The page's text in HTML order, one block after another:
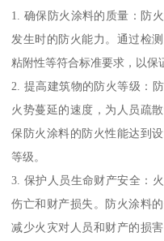
1. 确保防火涂料的质量：防
发生时的防火能力。通过检
粘附性等符合标准要求，以保
2. 提高建筑物的防火等级：
火势蔓延的速度，为人员疏
保防火涂料的防火性能达到
等级。
3. 保护人员生命财产安全：
伤亡和财产损失。防火涂料
减少火灾对人员和财产的损